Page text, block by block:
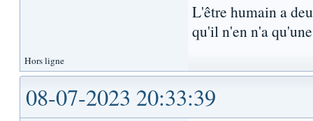
L'être humain a
qu'il n'en n'a
Hors ligne
08-07-2023 20:33:39